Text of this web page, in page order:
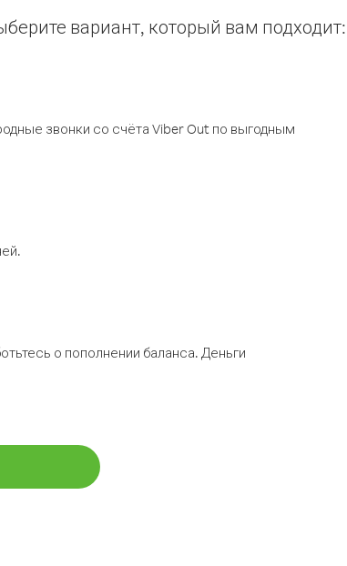
вариант, который вам подходит:
звонки со счёта Viber Out по выгодным
о пополнении баланса. Деньги